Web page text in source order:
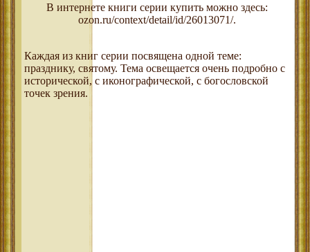
В интернете книги серии купить можно здесь:
ozon.ru/context/detail/id/26013071/.
Каждая из книг серии посвящена одной теме:
празднику, святому. Тема освещается очень подробно с
исторической, с иконографической, с богословской
точек зрения.